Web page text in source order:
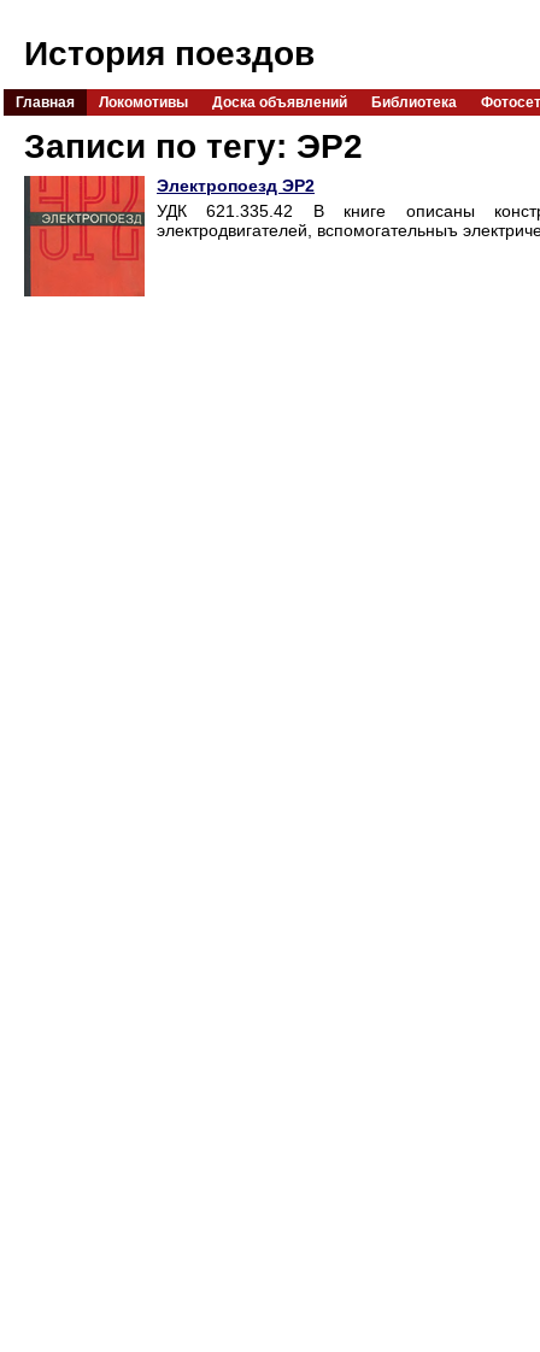
История поездов
Главная Локомотивы Доска объявлений Библиотека
Записи по тегу: ЭР2
Электропоезд ЭР2
УДК 621.335.42 В книге описаны
электродвигателей, вспомогательныъ